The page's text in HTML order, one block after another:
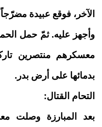
الآخر، فوقع عبيدة
وأجهز عليه. ثمّ حمل
معسكرهم منتصرين
بدمائها على أرض بدر.
التحام القتال:
بعد المبارزة وصلت